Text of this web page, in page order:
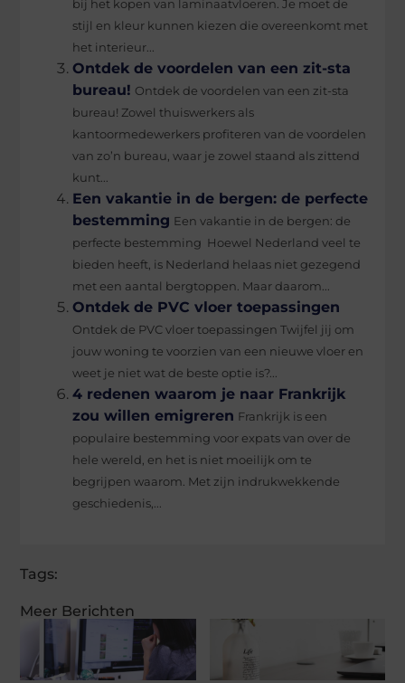
Meer Berichten
bij het kopen van laminaatvloeren. Je moet de
stijl en kleur kunnen kiezen die overeenkomt met
het interieur...
Ontdek de voordelen van een zit-sta
bureau! Ontdek de voordelen van een zit-sta
bureau! Zowel thuiswerkers als
kantoormedewerkers profiteren van de voordelen
van zo’n bureau, waar je zowel staand als zittend
kunt...
Een vakantie in de bergen: de perfecte
bestemming Een vakantie in de bergen: de
perfecte bestemming Hoewel Nederland veel te
bieden heeft, is Nederland helaas niet gezegend
met een aantal bergtoppen. Maar daarom...
Ontdek de PVC vloer toepassingen
Ontdek de PVC vloer toepassingen Twijfel jij om
jouw woning te voorzien van een nieuwe vloer en
weet je niet wat de beste optie is?...
4 redenen waarom je naar Frankrijk
zou willen emigreren Frankrijk is een
populaire bestemming voor expats van over de
hele wereld, en het is niet moeilijk om te
begrijpen waarom. Met zijn indrukwekkende
geschiedenis,...
Tags: